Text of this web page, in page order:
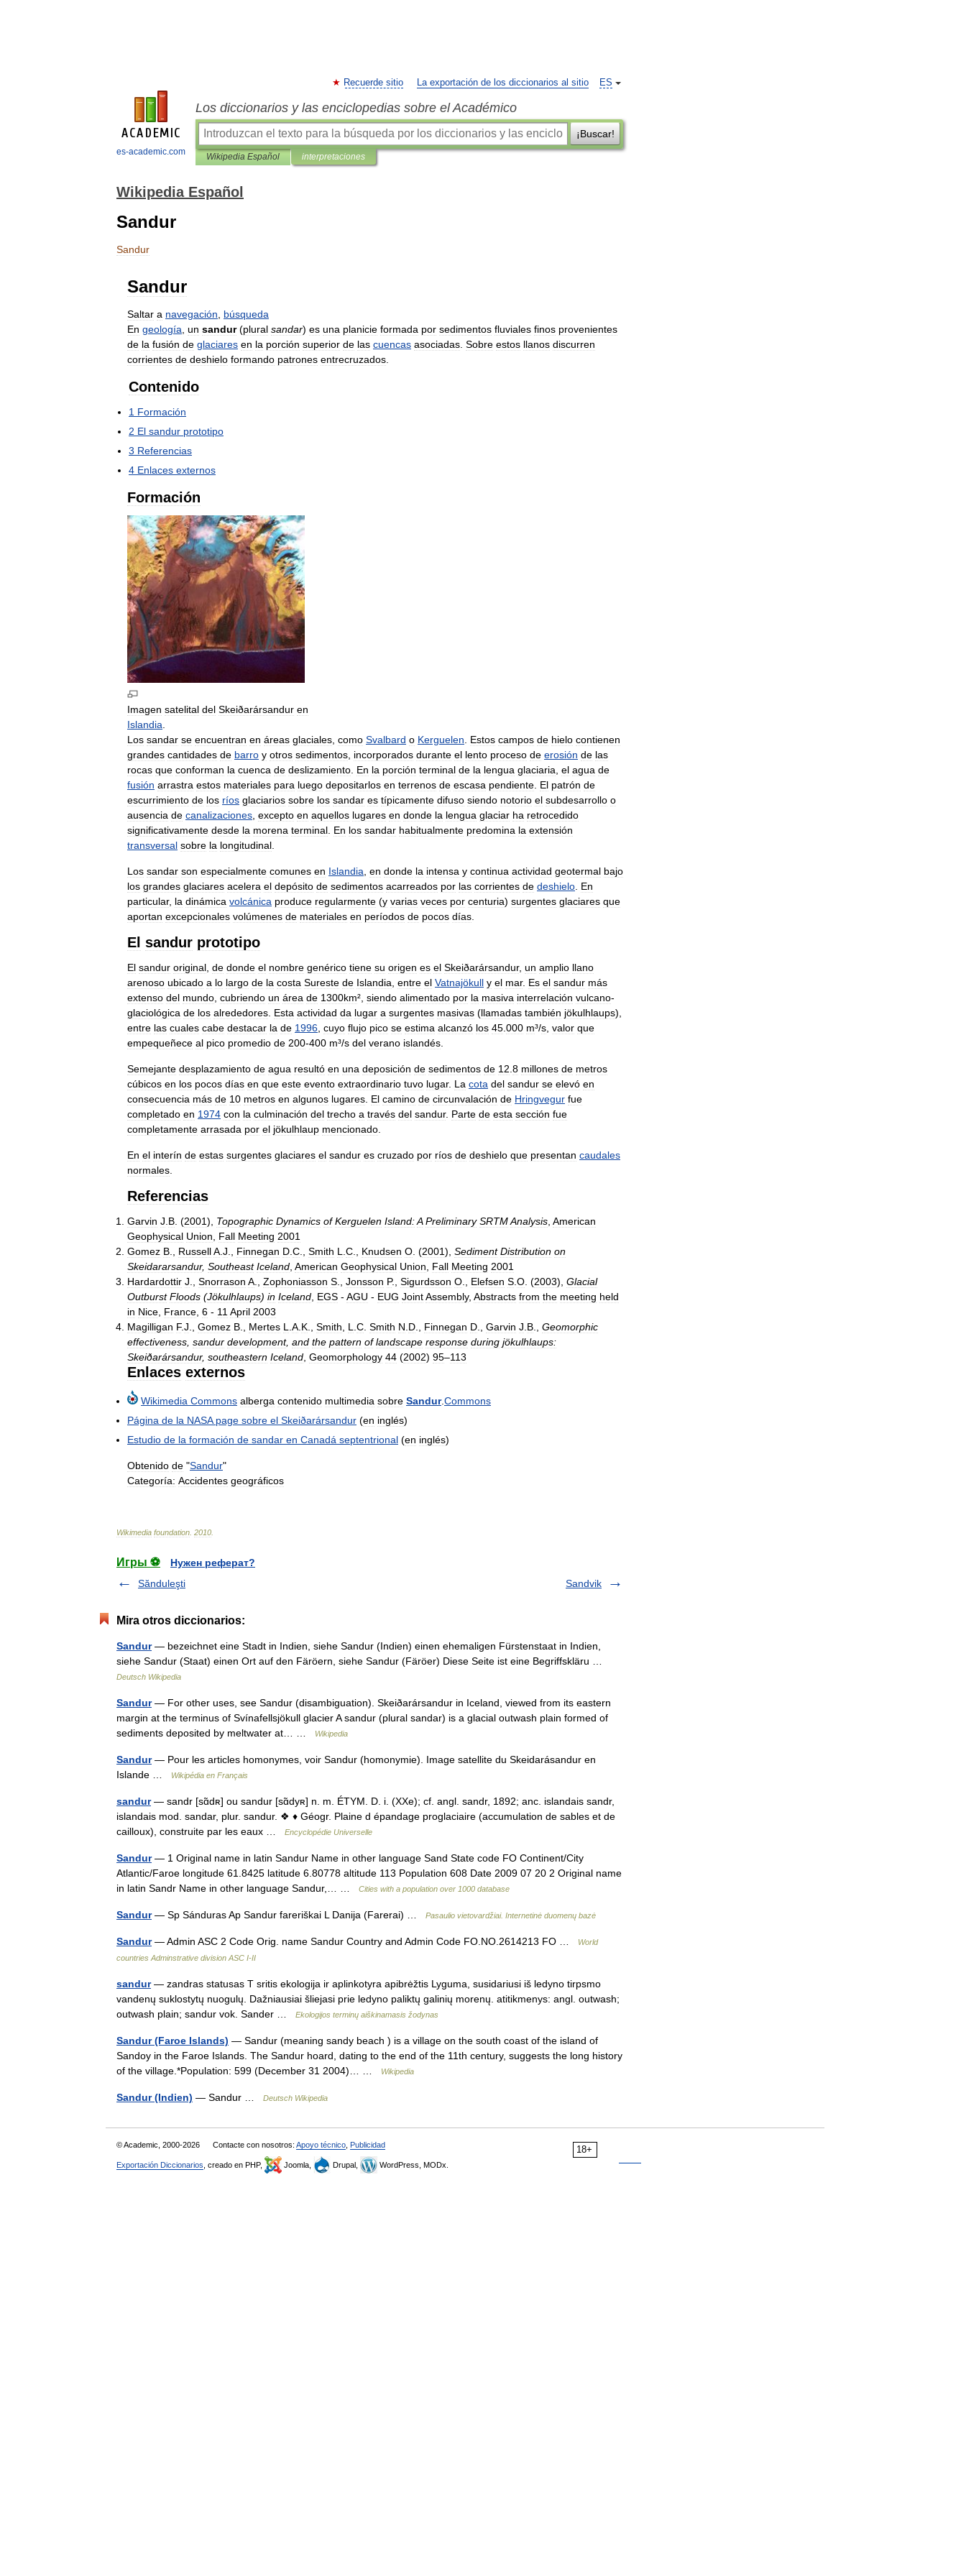
es-academic.com
ES
Recuerde sitio La exportación de los diccionarios al sitio
Los diccionarios y las enciclopedias sobre el Académico
¡Buscar!
Wikipedia Español interpretaciones
Wikipedia Español
Sandur
Sandur
Sandur
Saltar a navegación
búsqueda
En geología un sandur(plural sandar) es una planicie formada por sedimentos fluviales finos provenientes
de la fusión de glaciares en la porción superior de las cuencas asociadas Sobre estos llanos discurren
corrientes de deshielo formando patrones entrecruzados
Contenido
1 Formación
2 El sandur prototipo
3 Referencias
4 Enlaces externos
Formación
Imagen satelital del Skeiðarársandur en
Islandia
Los sandar se encuentran en áreas glaciales como Svalbard o Kerguelen Estos campos de hielo contienen
grandes cantidades de barro y otros sedimentos incorporados durante el lento proceso de erosión de las
rocas que conforman la cuenca de deslizamiento En la porción terminal de la lengua glaciaria el agua de
fusión arrastra estos materiales para luego depositarlos en terrenos de escasa pendiente El patrón de
escurrimiento de los ríos glaciarios sobre los sandar es típicamente difuso siendo notorio el subdesarrollo o
ausencia de canalizaciones excepto en aquellos lugares en donde la lengua glaciar ha retrocedido
significativamente desde la morena terminal En los sandar habitualmente predomina la extensión
transversal sobre la longitudinal
Los sandar son especialmente comunes en Islandia en donde la intensa y continua actividad geotermal bajo
los grandes glaciares acelera el depósito de sedimentos acarreados por las corrientes de deshielo En
particular, la dinámica volcánica produce regularmente (y varias veces por centuria) surgentes glaciares que
aportan excepcionales volúmenes de materiales en períodos de pocos días
El sandur prototipo
El sandur original de donde el nombre genérico tiene su origen es el Skeiðarársandur, un amplio llano
arenoso ubicado a lo largo de la costa Sureste de Islandia entre el Vatnajökull y el mar. Es el sandur más
extenso del mundo cubriendo un área de 1300km², siendo alimentado por la masiva interrelación vulcano-
glaciológica de los alrededores Esta actividad da lugar a surgentes masivas (llamadas también jökulhlaups),
entre las cuales cabe destacar la de 1996 cuyo flujo pico se estima alcanzó los 45 000 m³/s valor que
empequeñece al pico promedio de 200-400 m³/s del verano islandés
Semejante desplazamiento de agua resultó en una deposición de sedimentos de 12 8 millones de metros
cúbicos en los pocos días en que este evento extraordinario tuvo lugar. La cota del sandur se elevó en
consecuencia más de 10 metros en algunos lugares El camino de circunvalación de Hringvegur fue
completado en 1974 con la culminación del trecho a través del sandur. Parte de esta sección fue
completamente arrasada por el jökulhlaup mencionado
En el interín de estas surgentes glaciares el sandur es cruzado por ríos de deshielo que presentan caudales
normales
Referencias
Garvin J B . (2001), Topographic Dynamics of Kerguelen Island:A Preliminary SRTMAnalysis American
Geophysical Union Fall Meeting 2001
Gomez B RussellA J Finnegan D C Smith L C Knudsen O . (2001), Sediment Distribution on
Skeidararsandur, Southeast Iceland American Geophysical Union Fall Meeting 2001
Hardardottir J Snorrason A Zophoniasson S Jonsson P., Sigurdsson O Elefsen S O . (2003), Glacial
Outburst Floods (Jökulhlaups) in Iceland EGS - AGU - EUG JointAssembly, Abstracts from the meeting held
in Nice France 6 - 11 April 2003
Magilligan F.J Gomez B Mertes L A K Smith L C Smith N D Finnegan D Garvin J B
Geomorphic
effectiveness sandur development, and the pattern of landscape response during jökulhlaups:
Skeiðarársandur, southeastern Iceland Geomorphology 44 (2002) 95–113
Enlaces externos
Wikimedia Commons alberga contenido multimedia sobre Sandur.Commons
Página de la NASA page sobre el Skeiðarársandur (en inglés)
Estudio de la formación de sandar en Canadá septentrional (en inglés)
Obtenido de "Sandur"
Categoría: Accidentes geográficos
Wikimedia foundation 2010
Игры ⚽
Нужен реферат?
Sănduleşti
Sandvik
Mira otros diccionarios:
Sandur— bezeichnet eine Stadt in Indien, siehe Sandur (Indien) einen ehemaligen Fürstenstaat in Indien,
siehe Sandur (Staat) einen Ort auf den Färöern, siehe Sandur (Färöer) Diese Seite ist eine Begriffskläru …
Deutsch Wikipedia
Sandur— For other uses, see Sandur (disambiguation). Skeiðarársandur in Iceland, viewed from its eastern
margin at the terminus of Svínafellsjökull glacier A sandur (plural sandar) is a glacial outwash plain formed of
sediments deposited by meltwater at… …
Wikipedia
Sandur— Pour les articles homonymes, voir Sandur (homonymie). Image satellite du Skeidarásandur en
Islande …
Wikipédia en Français
sandur— sandr [sɑ̃dʀ] ou sandur [sɑ̃dyʀ] n. m. ÉTYM. D. i. (XXe); cf. angl. sandr, 1892; anc. islandais sandr,
islandais mod. sandar, plur. sandur. ❖ ♦ Géogr. Plaine d épandage proglaciaire (accumulation de sables et de
cailloux), construite par les eaux …
Encyclopédie Universelle
Sandur— 1 Original name in latin Sandur Name in other language Sand State code FO Continent/City
Atlantic/Faroe longitude 61.8425 latitude 6.80778 altitude 113 Population 608 Date 2009 07 20 2 Original name
in latin Sandr Name in other language Sandur,… …
Cities with a population over 1000 database
Sandur— Sp Sánduras Ap Sandur fareriškai L Danija (Farerai) … Pasaulio vietovardžiai. Internetinė duomenų bazė
Sandur— Admin ASC 2 Code Orig. name Sandur Country and Admin Code FO.NO.2614213 FO …
World
countries Adminstrative division ASC I-II
sandur— zandras statusas T sritis ekologija ir aplinkotyra apibrėžtis Lyguma, susidariusi iš ledyno tirpsmo
vandenų suklostytų nuogulų. Dažniausiai šliejasi prie ledyno paliktų galinių morenų. atitikmenys: angl. outwash;
outwash plain; sandur vok. Sander …
Ekologijos terminų aiškinamasis žodynas
Sandur (Faroe Islands) — Sandur (meaning sandy beach ) is a village on the south coast of the island of
Sandoy in the Faroe Islands. The Sandur hoard, dating to the end of the 11th century, suggests the long history
of the village.*Population: 599 (December 31 2004)… …
Wikipedia
Sandur (Indien) — Sandur … Deutsch Wikipedia
18+
© Academic, 2000-2026 Contacte con nosotros: Apoyo técnico Publicidad
Exportación Diccionarios , creado en PHP, Joomla, Drupal, WordPress, MODx.